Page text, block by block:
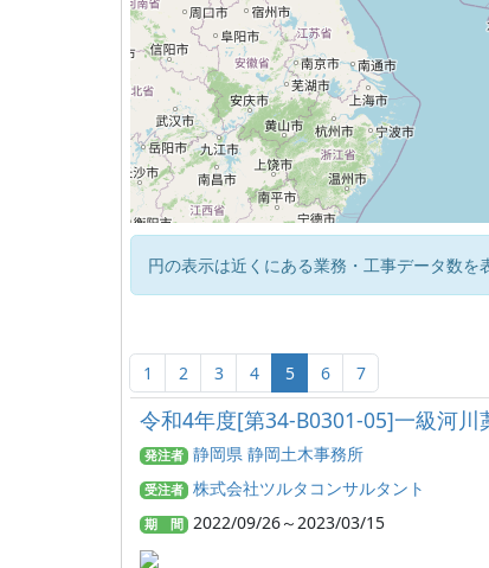
円の表示は近くにある業務・工事データ数を
1 2 3 4 5 6 7
令和4年度[第34-B0301-05]一級河
発注者 静岡県 静岡土木事務所
受注者 株式会社ツルタコンサルタント
期 間 2022/09/26～2023/03/15